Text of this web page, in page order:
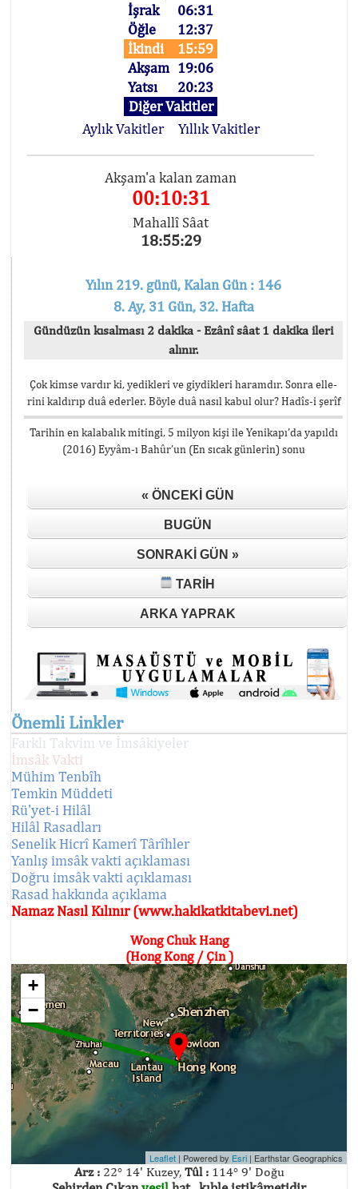
İşrak
06:31
Öğle
12:37
İkindi
15:59
Akşam 19:06
Yatsı
20:23
Diğer Vakitler
Aylık Vakitler
Yıllık Vakitler
Akşam'a kalan zaman
00:10:31
Mahallî Sâat
18:55:29
Yılın 219. günü, Kalan Gün : 146
8. Ay, 31 Gün, 32. Hafta
Gündüzün kısalması 2 dakika - Ezânî sâat 1 dakika ileri
alınır.
Çok kimse vardır ki, yedikleri ve giydikleri haramdır. Sonra elle-
rini kaldırıp duâ ederler. Böyle duâ nasıl kabul olur? Hadîs-i şerîf
Tarihin en kalabalık mitingi, 5 milyon kişi ile Yenikapı’da yapıldı
(2016) Eyyâm-ı Bahûr’un (En sıcak günlerin) sonu
« ÖNCEKI GÜN
BUGÜN
SONRAKI GÜN »
TARIH
ARKA YAPRAK
Önemli Linkler
Farklı Takvim ve İmsâkiyeler
İmsâk Vakti
Mühim Tenbîh
Temkin Müddeti
Rü'yet-i Hilâl
Hilâl Rasadları
Senelik Hicrî Kamerî Târîhler
Yanlış imsâk vakti açıklaması
Doğru imsâk vakti açıklaması
Rasad hakkında açıklama
Namaz Nasıl Kılınır (www.hakikatkitabevi.net)
Wong Chuk Hang
(Hong Kong / Çin )
+
−
Leaflet | Powered by Esri | Earthstar Geographics
Arz :22° 14' Kuzey, Tûl :114° 9' Doğu